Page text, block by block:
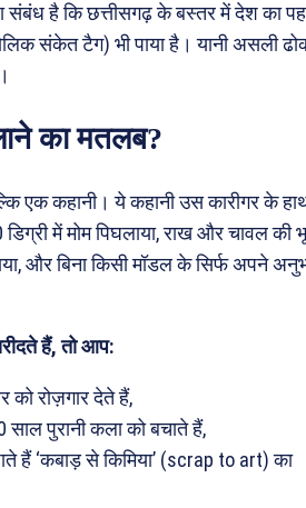
संबंध है कि छत्तीसगढ़ के बस्तर में देश का
संकेत टैग) भी पाया है। यानी असली
का मतलब?
एक कहानी। ये कहानी उस कारीगर के
में मोम पिघलाया, राख और चावल की
और बिना किसी मॉडल के सिर्फ अपने
हैं, तो आप:
को रोज़गार देते हैं,
साल पुरानी कला को बचाते हैं,
‘कबाड़ से किमिया’ (scrap to art) का